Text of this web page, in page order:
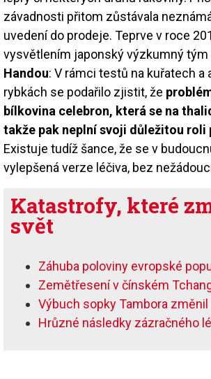
závadnosti přitom zůstávala
uvedení do prodeje. Teprve v roce
vysvětlením japonský výzkumný tým
Handou: V rámci testů na kuřatech a
rybkách se podařilo zjistit, že
bílkovina celebron, která se na
takže pak neplní svoji důležitou roli
Existuje tudíž šance, že se v
vylepšená verze léčiva, bez
Katastrofy, které
svět
Záhuba poloviny evropské
Zemětřesení v čínském
Výbuch sopky Tambora změnil
Hrůzné následky zázračného